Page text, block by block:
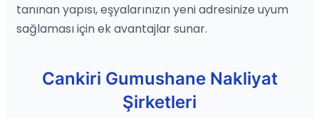
tanınan yapısı, eşyalarınızın yeni adresinize uyum
sağlaması için ek avantajlar sunar.
Cankiri Gumushane Nakliyat
Şirketleri